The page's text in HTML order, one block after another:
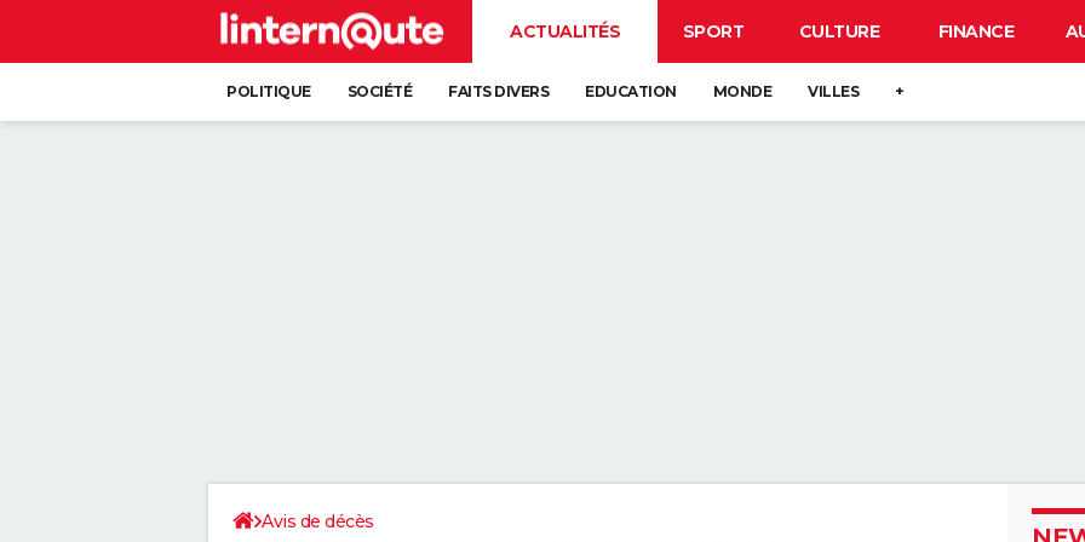
ACTUALITÉS SPORT CULTURE FINANCE
POLITIQUE SOCIÉTÉ FAITS DIVERS EDUCATION MONDE VILLES +
Avis de décès